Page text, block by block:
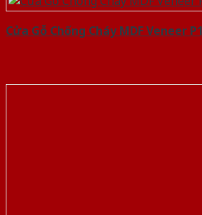
Cửa Gỗ Chống Cháy MDF Veneer